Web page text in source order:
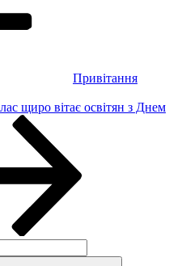
Привітання
щиро вітає освітян з Днем